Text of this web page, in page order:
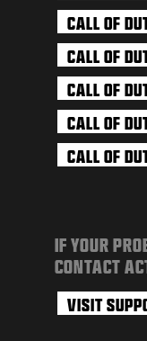
CALL OF
CALL OF
CALL OF
CALL OF
CALL OF
IF YOUR
CONTACT
VISIT